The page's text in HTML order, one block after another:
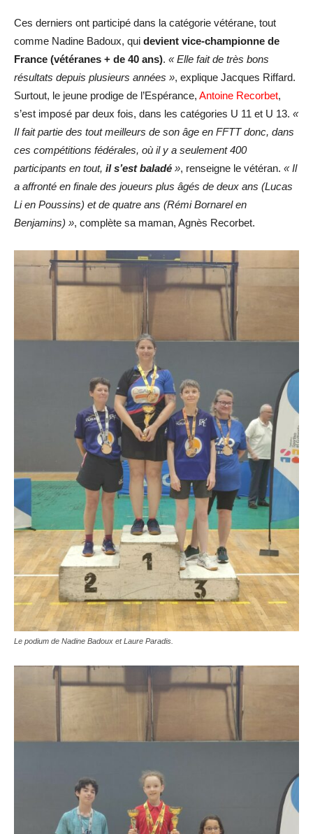
Ces derniers ont participé dans la catégorie vétérane, tout
comme Nadine Badoux, qui devient vice-championne de
France (vétéranes + de 40 ans). « Elle fait de très bons
résultats depuis plusieurs années », explique Jacques Riffard.
Surtout, le jeune prodige de l’Espérance, Antoine Recorbet,
s’est imposé par deux fois, dans les catégories U 11 et U 13. «
Il fait partie des tout meilleurs de son âge en FFTT donc, dans
ces compétitions fédérales, où il y a seulement 400
participants en tout, il s’est baladé », renseigne le vétéran. « Il
a affronté en finale des joueurs plus âgés de deux ans (Lucas
Li en Poussins) et de quatre ans (Rémi Bornarel en
Benjamins) », complète sa maman, Agnès Recorbet.
Le podium de Nadine Badoux et Laure Paradis.